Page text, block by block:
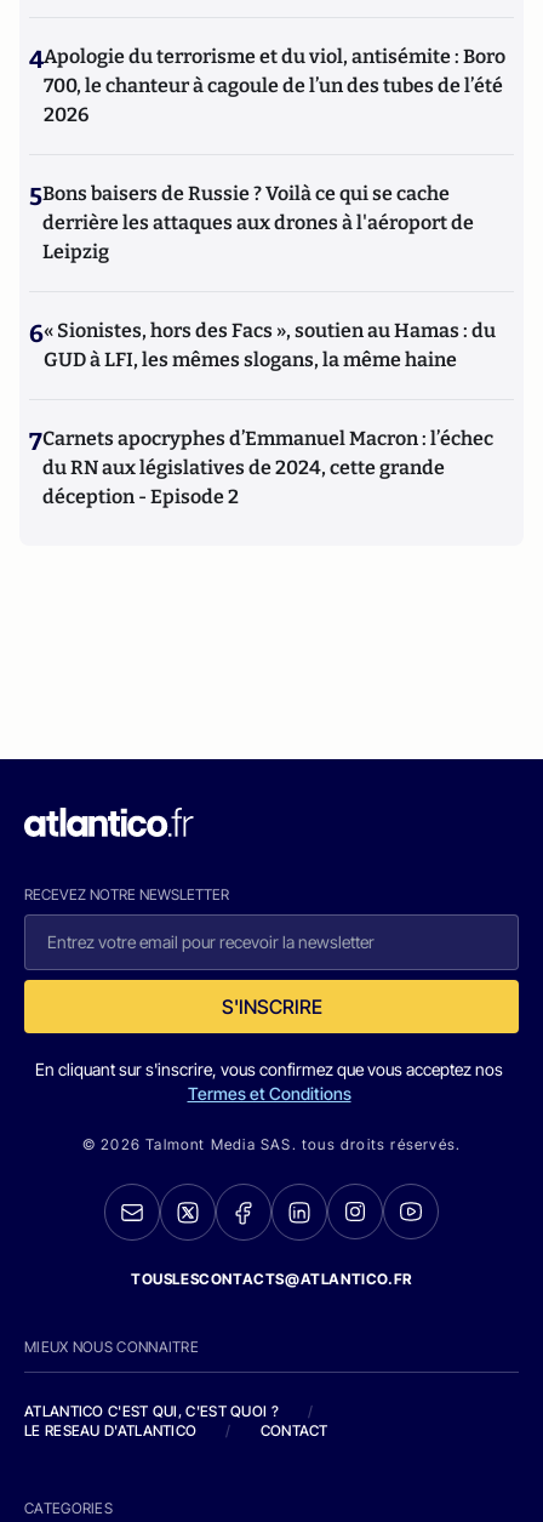
4Apologie du terrorisme et du viol, antisémite : Boro
700, le chanteur à cagoule de l’un des tubes de l’été
2026
5Bons baisers de Russie ? Voilà ce qui se cache
derrière les attaques aux drones à l'aéroport de
Leipzig
6« Sionistes, hors des Facs », soutien au Hamas : du
GUD à LFI, les mêmes slogans, la même haine
7Carnets apocryphes d’Emmanuel Macron : l’échec
du RN aux législatives de 2024, cette grande
déception - Episode 2
RECEVEZ NOTRE NEWSLETTER
S'INSCRIRE
En cliquant sur s'inscrire, vous confirmez que vous acceptez nos
Termes et Conditions
© 2026 Talmont Media SAS. tous droits réservés.
TOUSLESCONTACTS@ATLANTICO.FR
MIEUX NOUS CONNAITRE
ATLANTICO C'EST QUI, C'EST QUOI ?
/
LE RESEAU D'ATLANTICO
/ CONTACT
CATEGORIES